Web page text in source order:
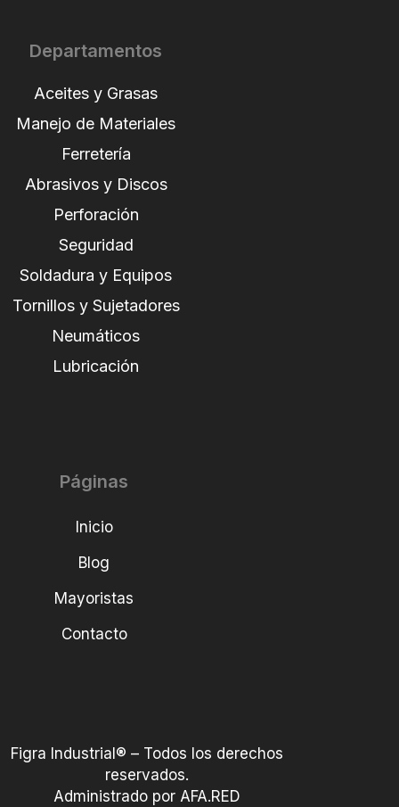
Departamentos
Aceites y Grasas
Manejo de Materiales
Ferretería
Abrasivos y Discos
Perforación
Seguridad
Soldadura y Equipos
Tornillos y Sujetadores
Neumáticos
Lubricación
Páginas
Inicio
Blog
Mayoristas
Contacto
Figra Industrial® – Todos los derechos
reservados.
Administrado por AFA.RED